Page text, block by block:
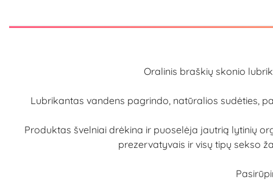
Oralinis braškių skonio
Lubrikantas vandens pagrindo, natūralios sudėties,
Produktas švelniai drėkina ir puoselėja jautrią lytinių
prezervatyvais ir visų tipų sekso